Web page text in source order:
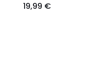
19,99 €